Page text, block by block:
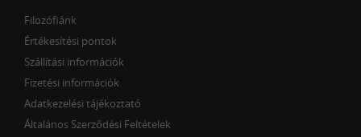
Filozófiánk
Értékesítési pontok
Szállítási információk
Fizetési információk
Adatkezelési tájékoztató
Általános Szerződési Feltételek